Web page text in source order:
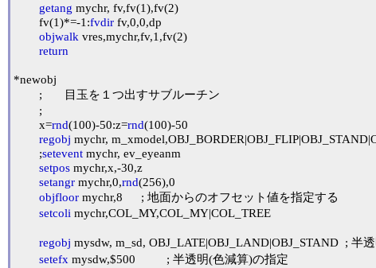
getang mychr, fv,fv(1),fv(2)
	fv(1)*=-1:
fvdir fv,0,0,dp
objwalk vres,mychr,fv,1,fv(2)
return
*newobj
	x=
rnd(100)-50:z=rnd(100)-50
regobj mychr,
	;
setevent mychr, ev_eyeanm
setpos mychr,x,-30,z
setangr mychr,0,rnd(256),0
objfloor mychr,8	; 地面からのオフセット値を指定する
setcoli mychr,COL_MY,COL_MY|COL_TREE
regobj mysdw, m_sd, OBJ_LATE|OBJ_LAND|OBJ_STAND	; 半透明なのでOBJ_LATEを指定する
setefx mysdw,$500		; 半透明(色減算)の指定